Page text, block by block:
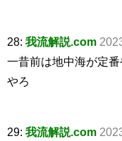
28: 我流解説.com
一昔前は地中海が定
やろ
29: 我流解説.com